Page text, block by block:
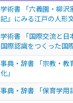
学術書 「六義園・柳沢
記』にみる江戸の人形
学術書 「国際交流と日
国際認識をつくった国
事典・辞書 「宗教・教
化」
事典・辞書 「保育学用